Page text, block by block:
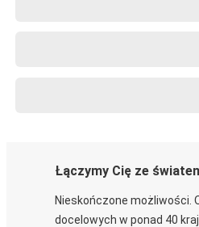
Łączymy Cię ze
Nieskończone możliwości.
docelowych w ponad 40